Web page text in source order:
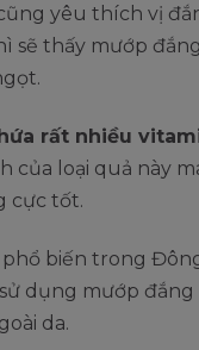
yêu thích vị
sẽ thấy mướp
rất nhiều
của loại quả này
cực tốt.
biến trong
dụng mướp
da.